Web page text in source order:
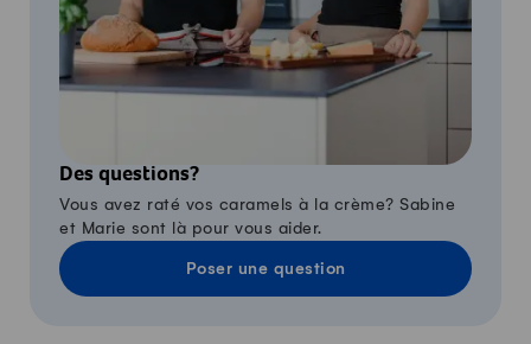
Des questions?
Vous avez raté vos caramels à la crème? Sabine
et Marie sont là pour vous aider.
Poser une question